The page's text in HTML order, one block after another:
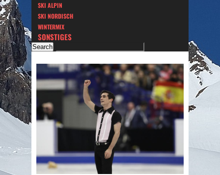
SKI ALPIN
SKI NORDISCH
WINTERMIX
SONSTIGES